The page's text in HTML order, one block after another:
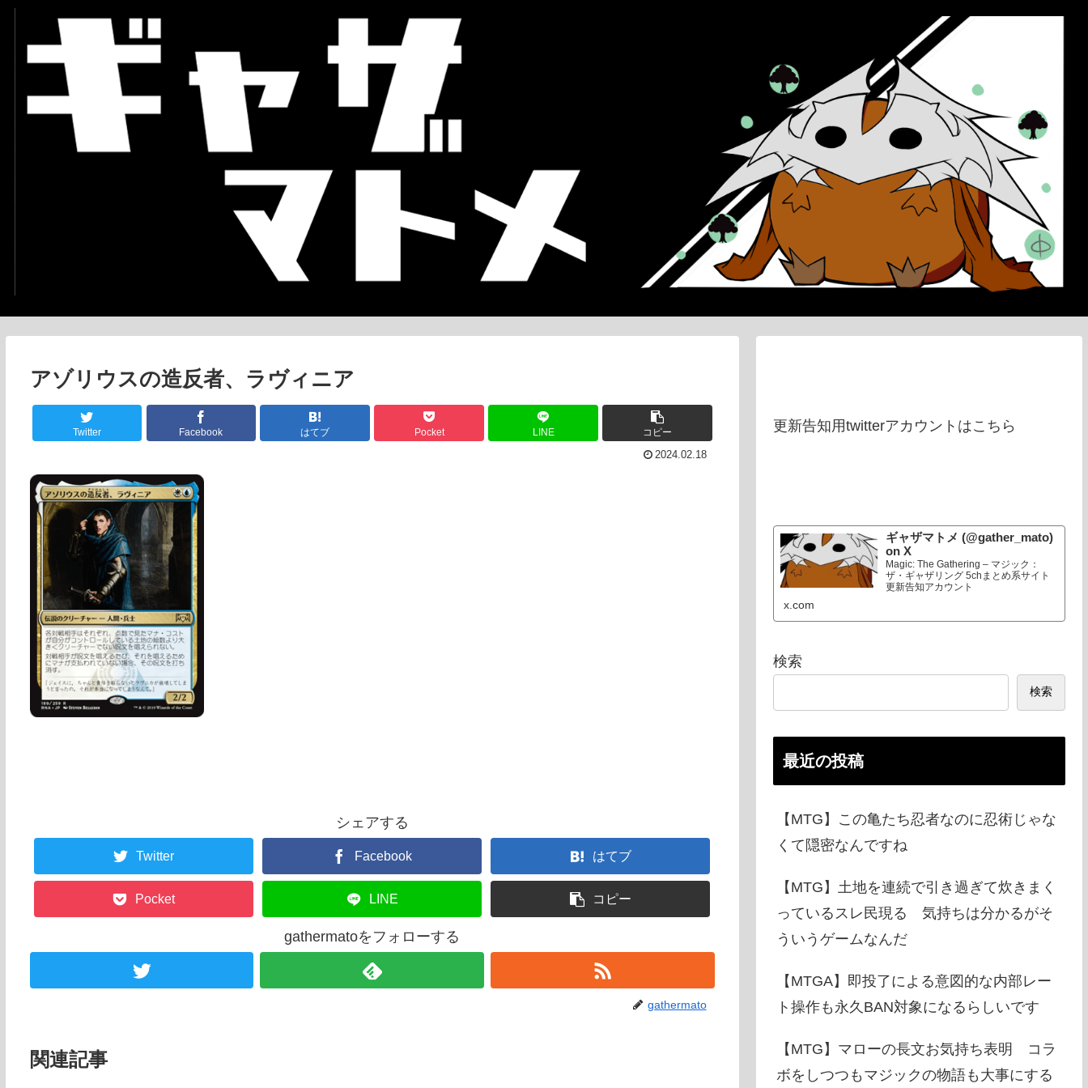
アゾリウスの造反者、ラヴィニア
Twitter Facebook はてブ Pocket LINE コピー
2024.02.18
シェアする
Twitter Facebook はてブ
Pocket LINE コピー
gathermatoをフォローする
gathermato
関連記事
更新告知用twitterアカウントはこちら
ギャザマトメ (@gather_mato)
on X
Magic: The Gathering – マジック：
ザ・ギャザリング 5chまとめ系サイト
更新告知アカウント
x.com
検索
検索
最近の投稿
【MTG】この亀たち忍者なのに忍術じゃな
くて隠密なんですね
【MTG】土地を連続で引き過ぎて炊きまく
っているスレ民現る 気持ちは分かるがそ
ういうゲームなんだ
【MTGA】即投了による意図的な内部レー
ト操作も永久BAN対象になるらしいです
【MTG】マローの長文お気持ち表明 コラ
ボをしつつもマジックの物語も大事にする